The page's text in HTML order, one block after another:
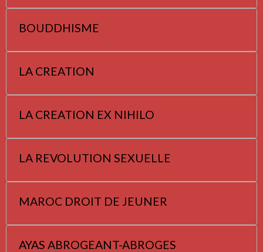
BOUDDHISME
LA CREATION
LA CREATION EX NIHILO
LA REVOLUTION SEXUELLE
MAROC DROIT DE JEUNER
AYAS ABROGEANT-ABROGES